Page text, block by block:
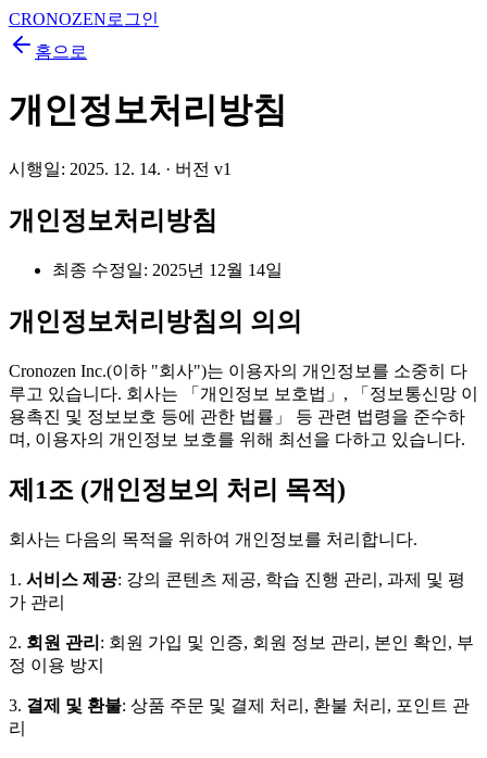
CRONOZEN로그인
홈으로
개인정보처리방침
시행일: 2025. 12. 14. · 버전 v1
개인정보처리방침
최종 수정일: 2025년 12월 14일
개인정보처리방침의 의의
Cronozen Inc.(이하 "회사")는 이용자의 개인정보를 소중히 다
루고 있습니다. 회사는 「개인정보 보호법」, 「정보통신망 이
용촉진 및 정보보호 등에 관한 법률」 등 관련 법령을 준수하
며, 이용자의 개인정보 보호를 위해 최선을 다하고 있습니다.
제1조 (개인정보의 처리 목적)
회사는 다음의 목적을 위하여 개인정보를 처리합니다.
1. 서비스 제공: 강의 콘텐츠 제공, 학습 진행 관리, 과제 및 평
가 관리
2. 회원 관리 : 회원 가입 및 인증, 회원 정보 관리, 본인 확인, 부
정 이용 방지
3. 결제 및 환불: 상품 주문 및 결제 처리, 환불 처리, 포인트 관
리